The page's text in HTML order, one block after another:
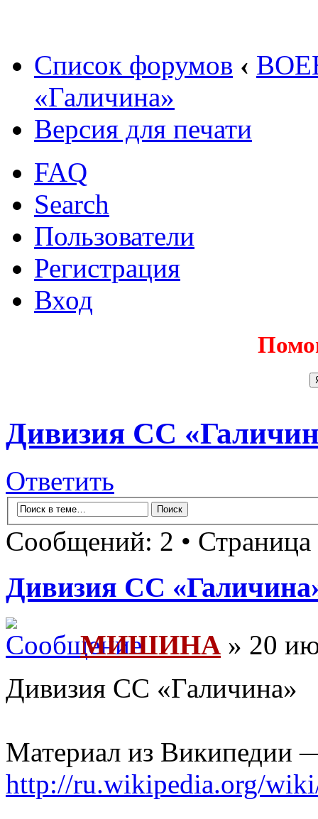
Список форумов ‹
«Галичина»
Версия для печати
FAQ
Search
Пользователи
Регистрация
Вход
Дивизия СС
Ответить
Сообщений: 2 • Страница
Дивизия СС
МИШИНА » 20
Дивизия СС «Галичина»
Материал из Википедии
http://ru.wikipedia.org/